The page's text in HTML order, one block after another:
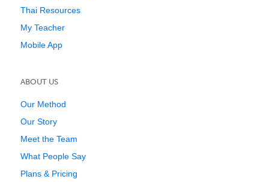
Thai Resources
My Teacher
Mobile App
ABOUT US
Our Method
Our Story
Meet the Team
What People Say
Plans & Pricing